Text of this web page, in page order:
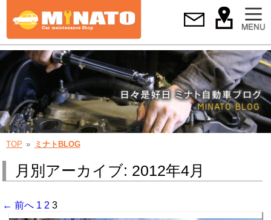
TOP ミナトBLOG
月別アーカイブ: 2012年4月
← 前へ 1 2 3